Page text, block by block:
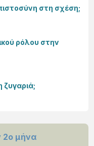
2ο μήνα
στη σχέση;
ρόλου στην
ζυγαριά;